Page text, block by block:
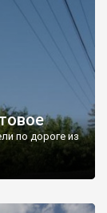
по дороге из